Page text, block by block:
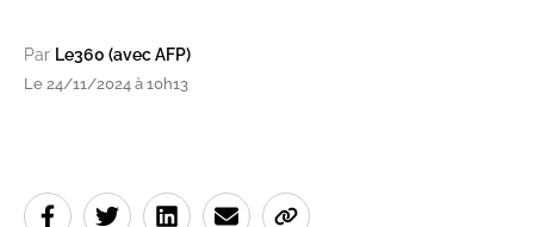
Par Le360 (avec AFP)
Le 24/11/2024 à 10h13